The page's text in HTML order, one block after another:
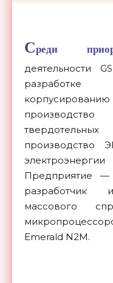
Среди
деятельности
производство
производство
Предприятие —
разработчик
массового
Emerald N2M.